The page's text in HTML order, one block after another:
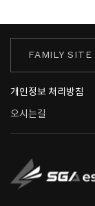
FAMILY SITE
개인정보 처리방침
오시는길